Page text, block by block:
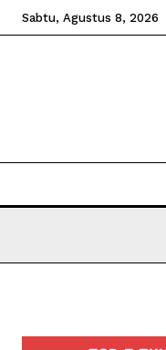
Sabtu, Agustus 8, 2026